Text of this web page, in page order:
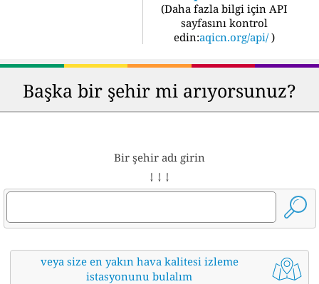
(Daha fazla bilgi için API
sayfasını kontrol
edin:aqicn.org/api/ )
Başka bir şehir mi arıyorsunuz?
Bir şehir adı girin
↓ ↓ ↓
veya size en yakın hava kalitesi izleme
istasyonunu bulalım